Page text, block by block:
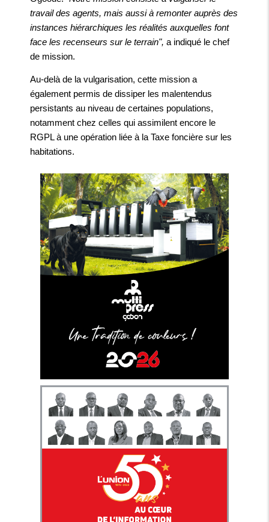
travail des agents, mais aussi à remonter auprès des
instances hiérarchiques les réalités auxquelles font
face les recenseurs sur le terrain", a indiqué le chef
de mission.
Au-delà de la vulgarisation, cette mission a
également permis de dissiper les malentendus
persistants au niveau de certaines populations,
notamment chez celles qui assimilent encore le
RGPL à une opération liée à la Taxe foncière sur les
habitations.